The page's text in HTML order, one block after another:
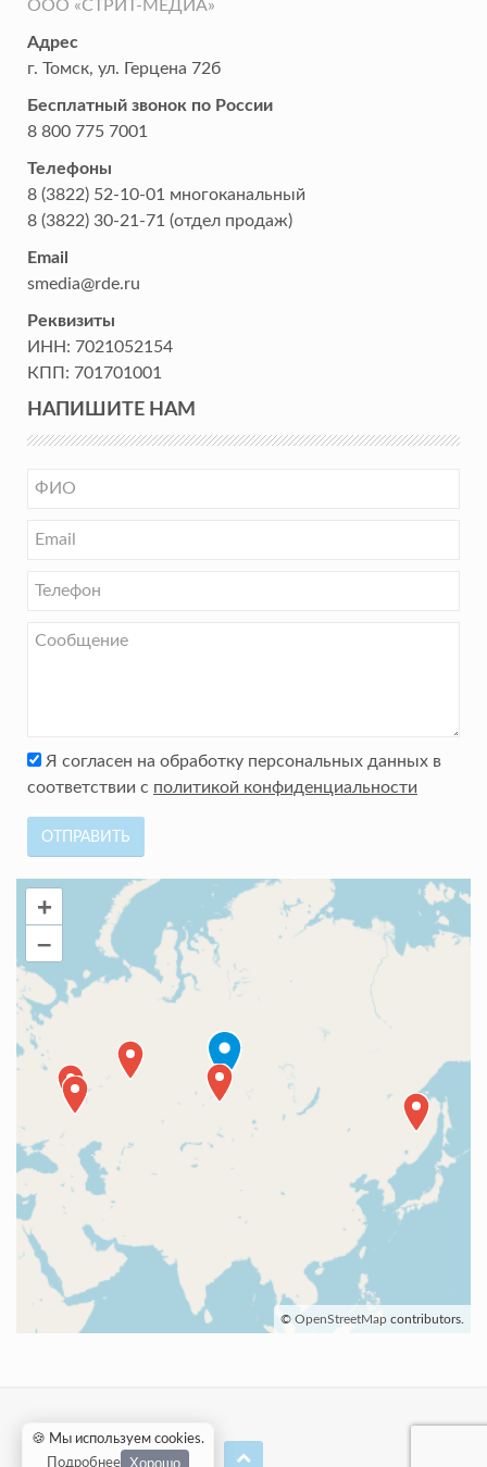
ООО «СТРИТ-МЕДИА»
Адрес
г. Томск, ул. Герцена 72б
Бесплатный звонок по России
8 800 775 7001
Телефоны
8 (3822) 52-10-01 многоканальный
8 (3822) 30-21-71 (отдел продаж)
Email
smedia@rde.ru
Реквизиты
ИНН: 7021052154
КПП: 701701001
НАПИШИТЕ НАМ
Я согласен на обработку персональных данных в
соответствии с политикой конфиденциальности
ОТПРАВИТЬ
+
–
© OpenStreetMap contributors.
🍪 Мы используем cookies.
Подробнее
Хорошо